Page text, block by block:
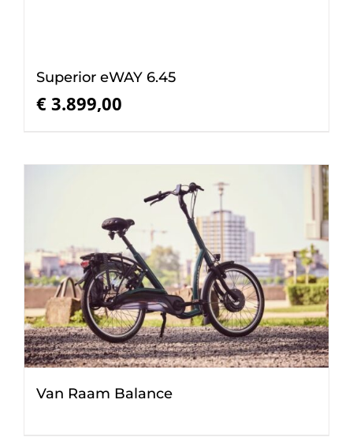
Superior eWAY 6.45
€ 3.899,00
Van Raam Balance